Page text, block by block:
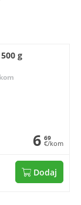
g
6 69
€/kom
Dodaj